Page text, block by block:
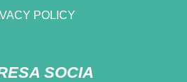
POLICY
SOCIA